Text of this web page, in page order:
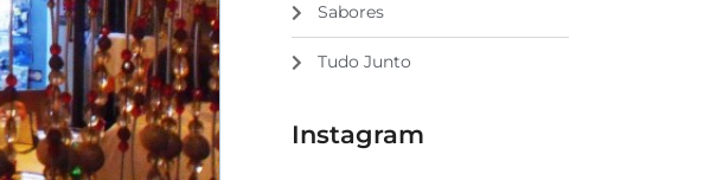
Sabores
Tudo Junto
Instagram